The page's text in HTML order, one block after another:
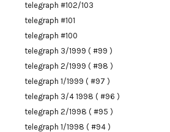
telegraph #102/103
telegraph #101
telegraph #100
telegraph 3/1999 ( #99 )
telegraph 2/1999 ( #98 )
telegraph 1/1999 ( #97 )
telegraph 3/4 1998 ( #96 )
telegraph 2/1998 ( #95 )
telegraph 1/1998 ( #94 )